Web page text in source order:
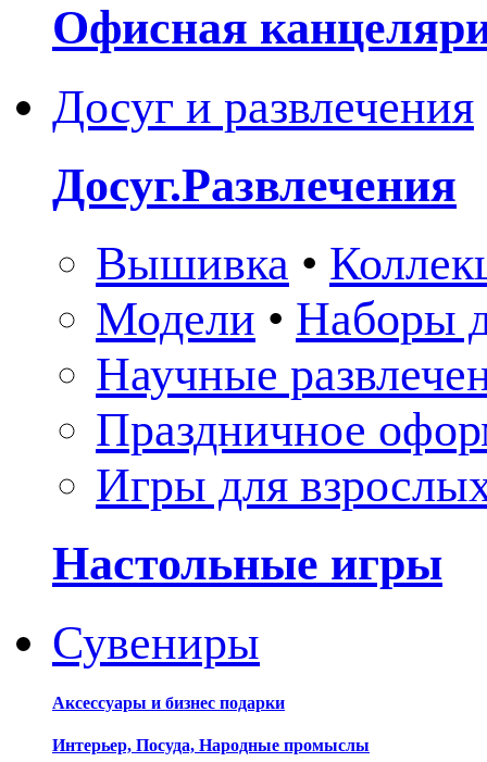
Офисная
Досуг и развлечения
Досуг.Развлечения
Вышивка •
Модели • Наборы
Научные
Праздничное
Игры для
Настольные игры
Сувениры
Аксессуары и бизнес подарки
Интерьер, Посуда, Народные промыслы